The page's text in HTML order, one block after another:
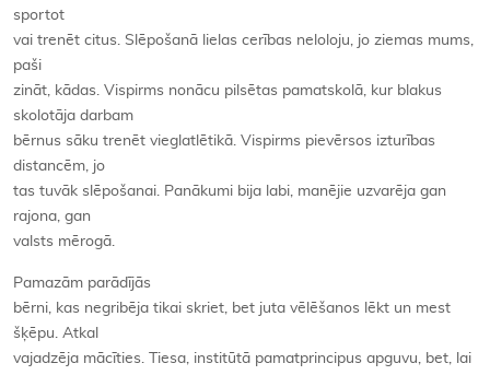
sportot
vai trenēt citus. Slēpošanā lielas cerības neloloju, jo ziemas mums,
paši
zināt, kādas. Vispirms nonācu pilsētas pamatskolā, kur blakus
skolotāja darbam
bērnus sāku trenēt vieglatlētikā. Vispirms pievērsos izturības
distancēm, jo
tas tuvāk slēpošanai. Panākumi bija labi, manējie uzvarēja gan
rajona, gan
valsts mērogā.
Pamazām parādījās
bērni, kas negribēja tikai skriet, bet juta vēlēšanos lēkt un mest
šķēpu. Atkal
vajadzēja mācīties. Tiesa, institūtā pamatprincipus apguvu, bet, lai